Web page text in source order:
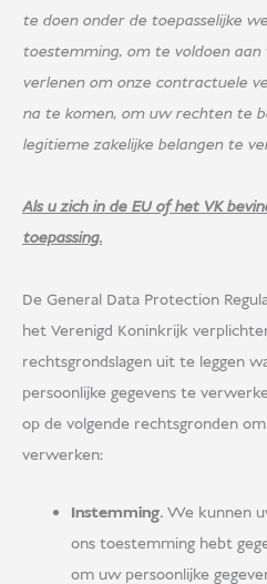
te doen onder de toepasselijke
toestemming, om te voldoen
verlenen om onze contractuele
na te komen, om uw rechten te
legitieme zakelijke belangen te
Als u zich in de EU of het VK
toepassing.
De General Data Protection
het Verenigd Koninkrijk
rechtsgrondslagen uit te leggen
persoonlijke gegevens te
op de volgende rechtsgronden
verwerken:
Instemming. We kunnen
ons toestemming hebt
om uw persoonlijke